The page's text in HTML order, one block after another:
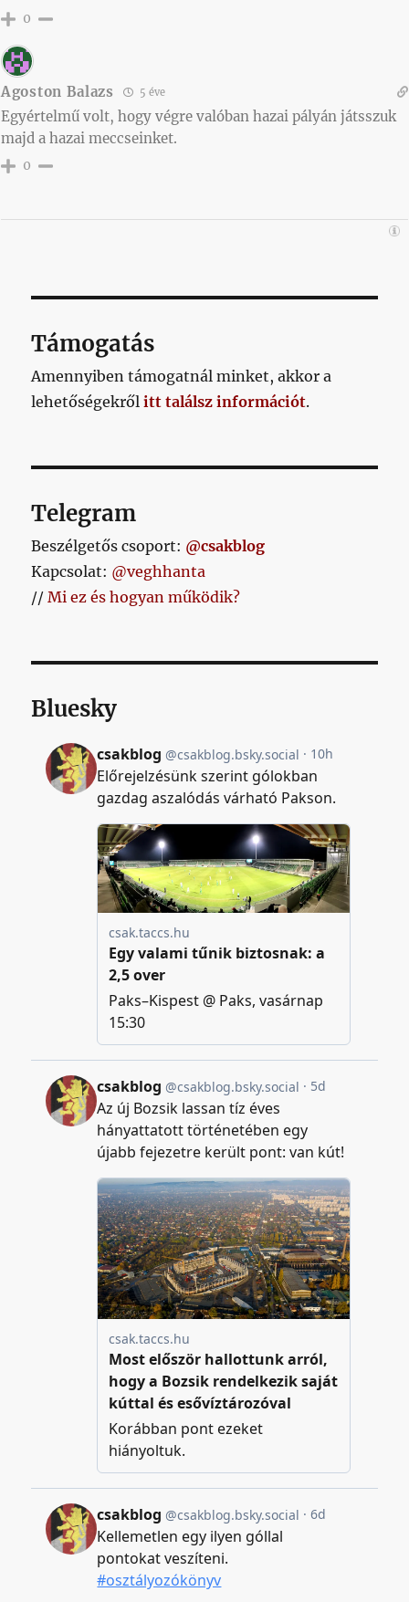
0
Agoston Balazs 5 éve
Egyértelmű volt, hogy végre valóban hazai pályán játsszuk
majd a hazai meccseinket.
0
Támogatás
Amennyiben támogatnál minket, akkor a
lehetőségekrőlitt találsz információt.
Telegram
Beszélgetős csoport: @csakblog
Kapcsolat: @veghhanta
//Mi ez és hogyan működik?
Bluesky